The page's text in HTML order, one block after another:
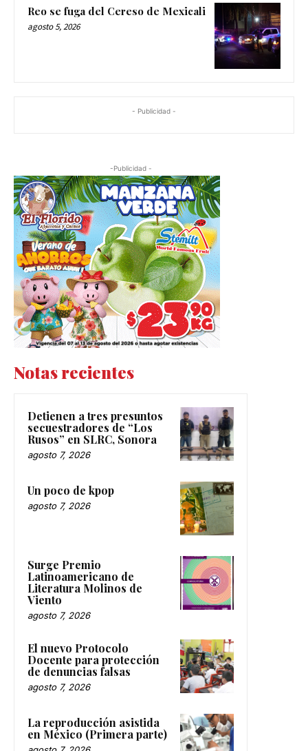
Reo se fuga del Cereso de Mexicali
agosto 5, 2026
- Publicidad -
-Publicidad -
Notas recientes
Detienen a tres presuntos
secuestradores de “Los
Rusos” en SLRC, Sonora
agosto 7, 2026
Un poco de kpop
agosto 7, 2026
Surge Premio
Latinoamericano de
Literatura Molinos de
Viento
agosto 7, 2026
El nuevo Protocolo
Docente para protección
de denuncias falsas
agosto 7, 2026
La reproducción asistida
en México (Primera parte)